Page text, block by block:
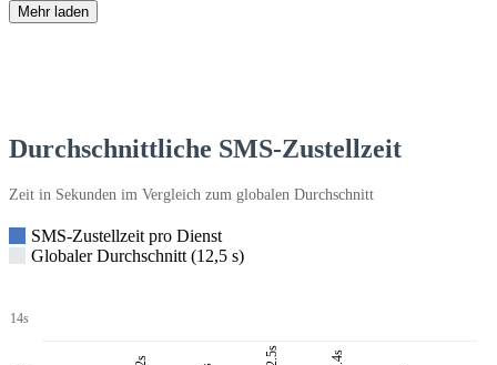
Mehr laden
Durchschnittliche SMS-Zustellzeit
Zeit in Sekunden im Vergleich zum globalen Durchschnitt
SMS-Zustellzeit pro Dienst
Globaler Durchschnitt (12,5 s)
14s
12.5s